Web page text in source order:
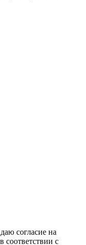
согласие на
соответствии с